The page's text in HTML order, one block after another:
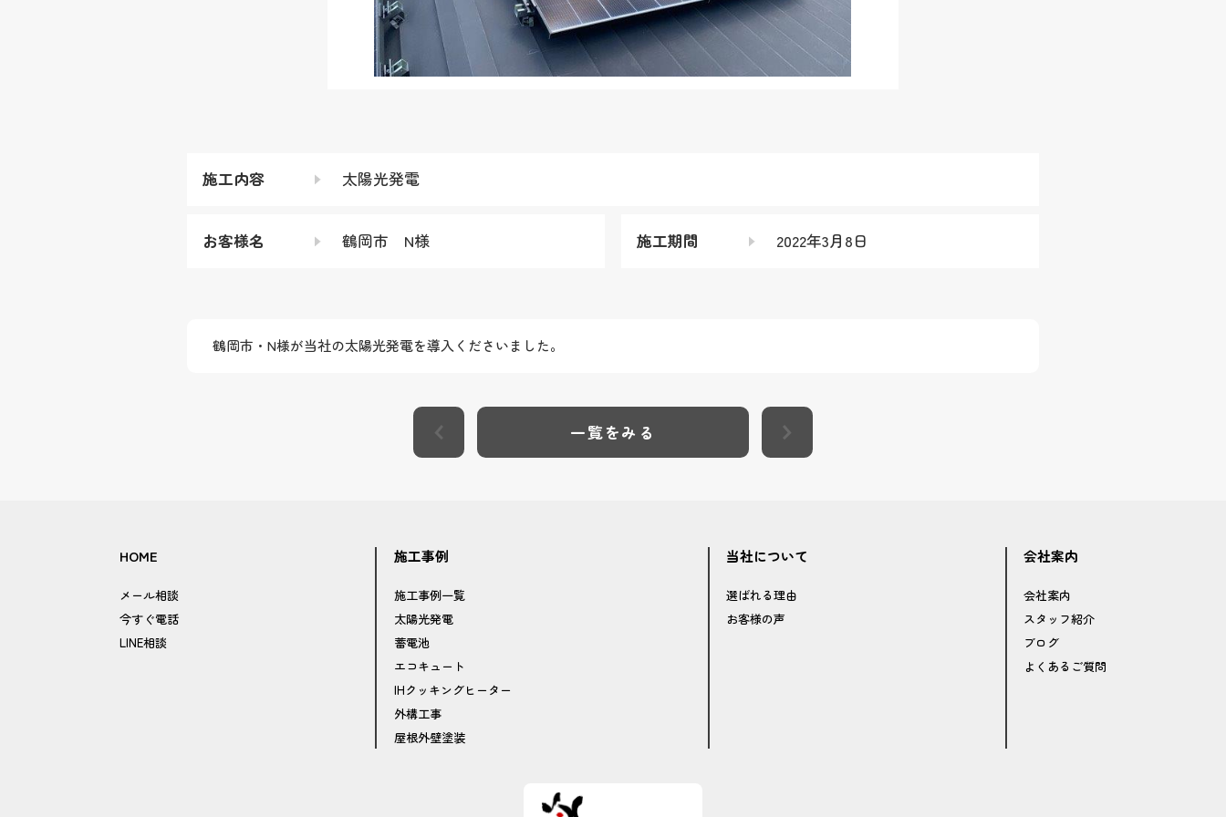
施工内容 太陽光発電
お客様名 鶴岡市 N様 施工期間 2022年3月8日
鶴岡市・N様が当社の太陽光発電を導入くださいました。
一覧をみる
HOME
メール相談
今すぐ電話
LINE相談
施工事例
施工事例一覧
太陽光発電
蓄電池
エコキュート
IHクッキングヒーター
外構工事
屋根外壁塗装
当社について
選ばれる理由
お客様の声
会社案内
会社案内
スタッフ紹介
ブログ
よくあるご質問